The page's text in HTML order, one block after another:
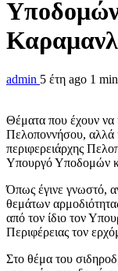
admin 5 έτη ago 1
Θέματα που έχουν να
Πελοποννήσου, αλλά
περιφερειάρχης
Υπουργό Υποδομών
Όπως έγινε γνωστό,
θεμάτων
από τον ίδιο τον
Περιφέρειας τον
Στο θέμα του